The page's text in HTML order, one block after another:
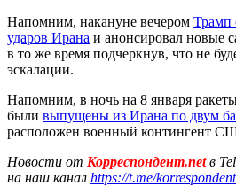
Напомним, накануне вечером Трамп
ударов Ирана и анонсировал новые
в то же время подчеркнув, что не
эскалации.
Напомним, в ночь на 8 января
были выпущены из Ирана по двум
расположен военный контингент
Новости от Корреспондент.netв
на наш канал https://t.me/